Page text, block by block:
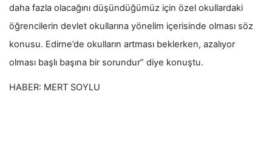
daha fazla olacağını düşündüğümüz için özel okullardaki
öğrencilerin devlet okullarına yönelim içerisinde olması söz
konusu. Edirne’de okulların artması beklerken, azalıyor
olması başlı başına bir sorundur” diye konuştu.
HABER: MERT SOYLU